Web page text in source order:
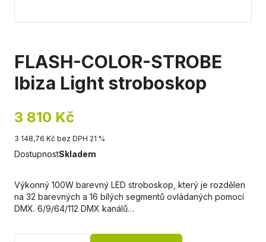
FLASH-COLOR-STROBE
Ibiza Light stroboskop
3 810 Kč
3 148,76 Kč bez DPH 21 %
DostupnostSkladem
Výkonný 100W barevný LED stroboskop, který je rozdělen
na 32 barevných a 16 bílých segmentů ovládaných pomocí
DMX. 6/9/64/112 DMX kanálů…